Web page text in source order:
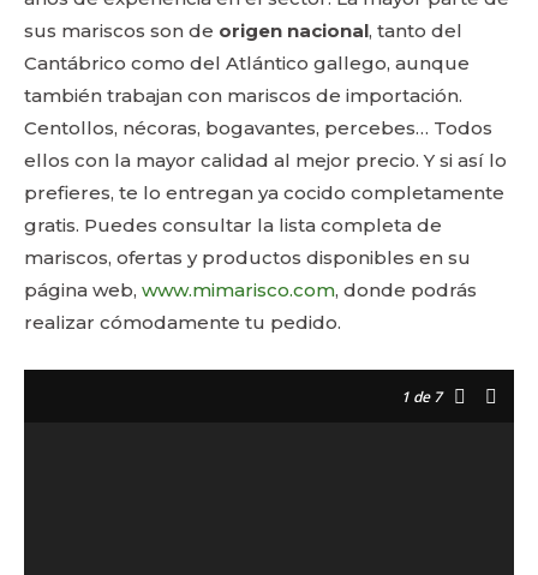
sus mariscos son de origen nacional, tanto del
Cantábrico como del Atlántico gallego, aunque
también trabajan con mariscos de importación.
Centollos, nécoras, bogavantes, percebes… Todos
ellos con la mayor calidad al mejor precio. Y si así lo
prefieres, te lo entregan ya cocido completamente
gratis. Puedes consultar la lista completa de
mariscos, ofertas y productos disponibles en su
página web, www.mimarisco.com, donde podrás
realizar cómodamente tu pedido.
1 de 7